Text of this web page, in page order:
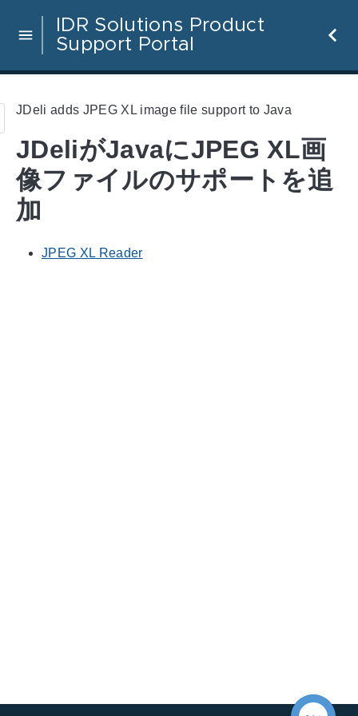
IDR Solutions Product
Support Portal
JDeli adds JPEG XL image file support to Java
JDeliがJavaにJPEG XL画
像ファイルのサポートを追
加
JPEG XL Reader